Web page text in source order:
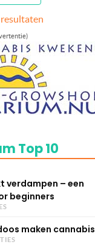
Top 10
verdampen – een
beginners
maken cannabis